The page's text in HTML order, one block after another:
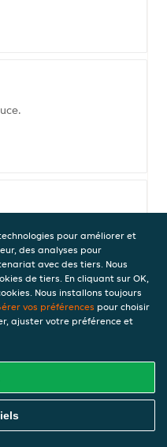
En Ligne
pour améliorer et
des analyses pour
avec des tiers. Nous
de tiers. En cliquant sur OK,
Nous installons toujours
vos préférences pour choisir
ajuster votre préférence et